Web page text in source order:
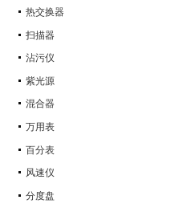
热交换器
扫描器
沾污仪
紫光源
混合器
万用表
百分表
风速仪
分度盘